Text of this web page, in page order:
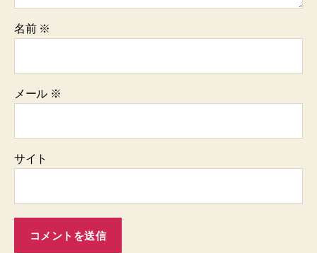
名前 ※
メール ※
サイト